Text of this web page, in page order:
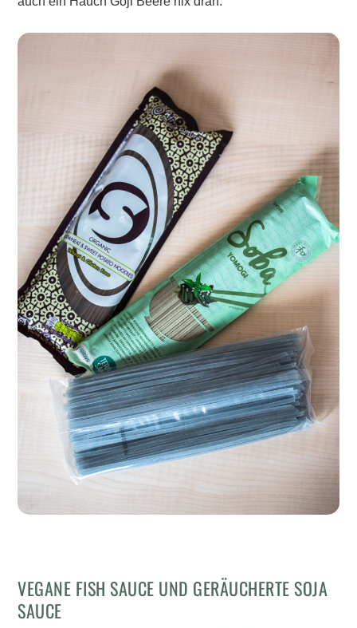
VEGANE FISH SAUCE UND GERÄUCHERTE SOJA
SAUCE